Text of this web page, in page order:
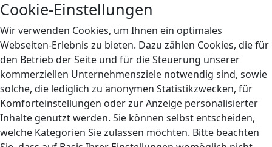
Cookie-Einstellungen
Wir verwenden Cookies, um Ihnen ein optimales
Webseiten-Erlebnis zu bieten. Dazu zählen Cookies, die für
den Betrieb der Seite und für die Steuerung unserer
kommerziellen Unternehmensziele notwendig sind, sowie
solche, die lediglich zu anonymen Statistikzwecken, für
Komforteinstellungen oder zur Anzeige personalisierter
Inhalte genutzt werden. Sie können selbst entscheiden,
welche Kategorien Sie zulassen möchten. Bitte beachten